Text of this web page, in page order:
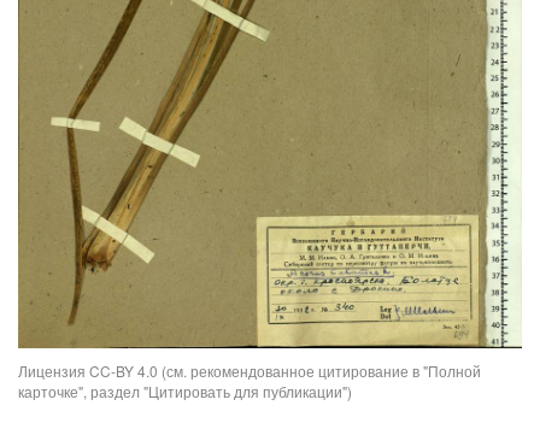
Лицензия CC-BY 4.0 (см. рекомендованное цитирование в "Полной
карточке", раздел "Цитировать для публикации")